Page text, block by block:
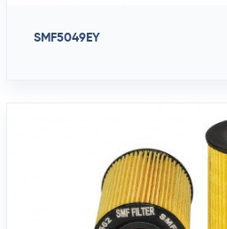
SMF5049EY